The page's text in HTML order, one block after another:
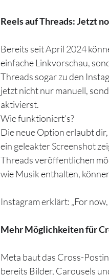
Reels auf Threads: Jetzt
Bereits seit April 2024
einfache Linkvorschau,
Threads sogar zu den
jetzt nicht nur manuell,
aktivierst.
Wie funktioniert’s?
Die neue Option erlaubt
ein geleakter Screenshot
Threads veröffentlichen
wie Musik enthalten,
Instagram erklärt: „For
Mehr Möglichkeiten für
Meta baut das Cross-
bereits Bilder, Carousels